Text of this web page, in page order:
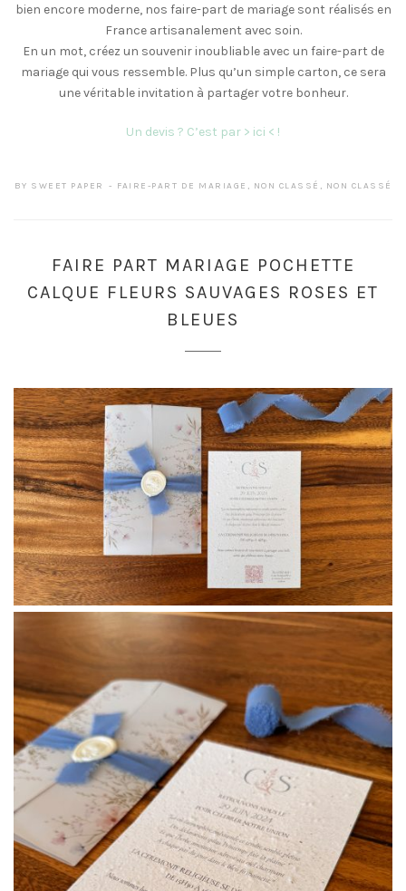
bien encore moderne, nos faire-part de mariage sont réalisés en
France artisanalement avec soin.
En un mot, créez un souvenir inoubliable avec un faire-part de
mariage qui vous ressemble. Plus qu’un simple carton, ce sera
une véritable invitation à partager votre bonheur.
Un devis ? C’est par > ici < !
BY SWEET PAPER FAIRE-PART DE MARIAGE , NON CLASSÉ , NON CLASSÉ
FAIRE PART MARIAGE POCHETTE
CALQUE FLEURS SAUVAGES ROSES ET
BLEUES